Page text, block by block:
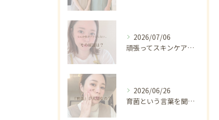
2026/07/06
頑張ってスキンケアしているのに
2026/06/26
育菌という言葉を聞くと、